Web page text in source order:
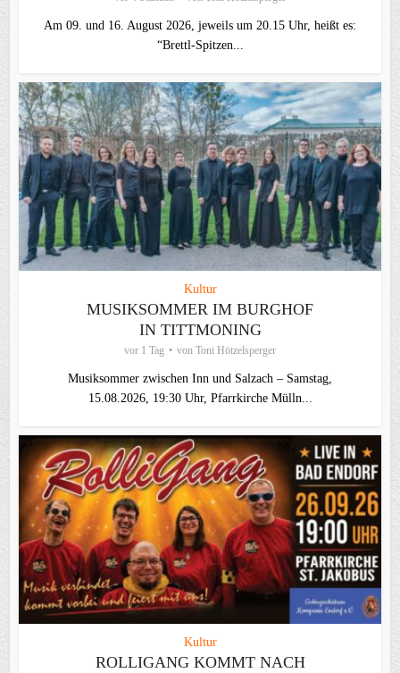
Am 09. und 16. August 2026, jeweils um 20.15 Uhr, heißt es:
“Brettl-Spitzen...
Kultur
MUSIKSOMMER IM BURGHOF
IN TITTMONING
vor 1 Tag von Toni Hötzelsperger
Musiksommer zwischen Inn und Salzach – Samstag,
15.08.2026, 19:30 Uhr, Pfarrkirche Mülln...
Kultur
ROLLIGANG KOMMT NACH